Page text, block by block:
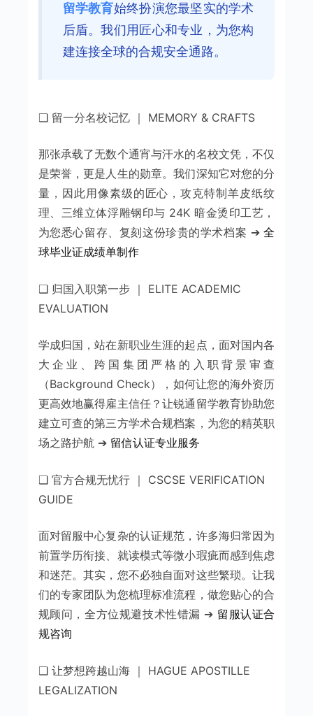
留学教育始终扮演您最坚实的学术
后盾。我们用匠心和专业，为您构
建连接全球的合规安全通路。
❑ 留一分名校记忆 ｜ MEMORY & CRAFTS
那张承载了无数个通宵与汗水的名校文凭，不仅
是荣誉，更是人生的勋章。我们深知它对您的分
量，因此用像素级的匠心，攻克特制羊皮纸纹
理、三维立体浮雕钢印与 24K 暗金烫印工艺，
为您悉心留存、复刻这份珍贵的学术档案 ➔全
球毕业证成绩单制作
❑ 归国入职第一步 ｜ ELITE ACADEMIC
EVALUATION
学成归国，站在新职业生涯的起点，面对国内各
大企业、跨国集团严格的入职背景审查
（Background Check），如何让您的海外资历
更高效地赢得雇主信任？让锐通留学教育协助您
建立可查的第三方学术合规档案，为您的精英职
场之路护航 ➔ 留信认证专业服务
❑ 官方合规无忧行 ｜ CSCSE VERIFICATION
GUIDE
面对留服中心复杂的认证规范，许多海归常因为
前置学历衔接、就读模式等微小瑕疵而感到焦虑
和迷茫。其实，您不必独自面对这些繁琐。让我
们的专家团队为您梳理标准流程，做您贴心的合
规顾问，全方位规避技术性错漏 ➔ 留服认证合
规咨询
❑ 让梦想跨越山海 ｜ HAGUE APOSTILLE
LEGALIZATION